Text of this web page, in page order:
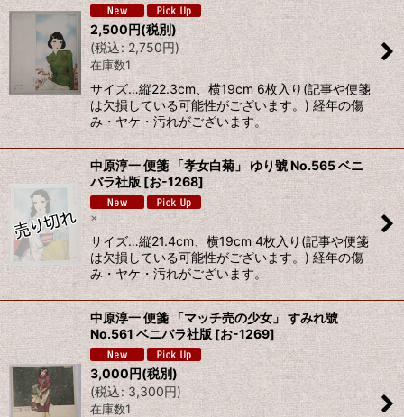
2,500円(税別)
(税込: 2,750円)
在庫数1
サイズ…縦22.3cm、横19cm 6枚入り(記事や便箋
は欠損している可能性がございます。) 経年の傷
み・ヤケ・汚れがございます。
中原淳一 便箋 「孝女白菊」 ゆり號 No.565 ベニ
バラ社版 [お-1268]
×
サイズ…縦21.4cm、横19cm 4枚入り(記事や便箋
は欠損している可能性がございます。) 経年の傷
み・ヤケ・汚れがございます。
中原淳一 便箋 「マッチ売の少女」 すみれ號
No.561 ベニバラ社版 [お-1269]
3,000円(税別)
(税込: 3,300円)
在庫数1